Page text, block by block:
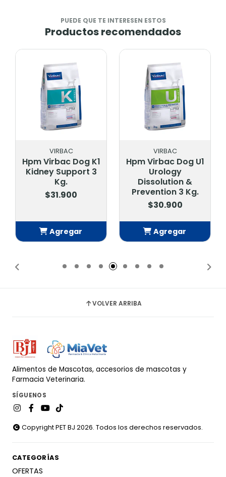
PUEDE QUE TE INTERESEN ESTOS
Productos recomendados
VIRBAC
Hpm Virbac Dog U1
Urology
Dissolution &
Prevention 3 Kg.
Agregar
MARBEN
Marben Trailla
Trenzada Wd023
$3.900
Agregar
VOLVER ARRIBA
Alimentos de Mascotas, accesorios de mascotas y
Farmacia Veterinaria.
SÍGUENOS
Copyright PET BJ 2026. Todos los derechos reservados.
CATEGORÍAS
OFERTAS